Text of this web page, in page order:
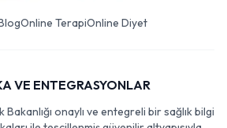
Online TerapiOnline Diyet
VE ENTEGRASYONLAR
onaylı ve entegreli bir sağlık bilgi